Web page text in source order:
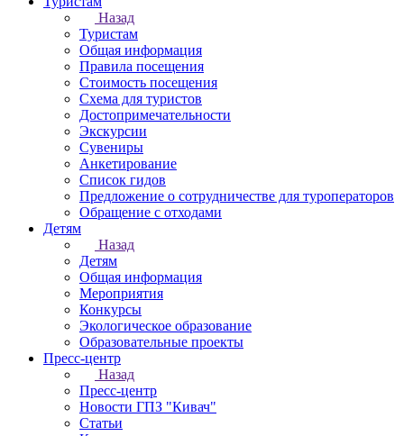
Назад
Туристам
Общая информация
Правила посещения
Стоимость посещения
Схема для туристов
Достопримечательности
Экскурсии
Сувениры
Анкетирование
Список гидов
Предложение о сотрудничестве для туроператоров
Обращение с отходами
Детям
Назад
Детям
Общая информация
Мероприятия
Конкурсы
Экологическое образование
Образовательные проекты
Пресс-центр
Назад
Пресс-центр
Новости ГПЗ "Кивач"
Статьи